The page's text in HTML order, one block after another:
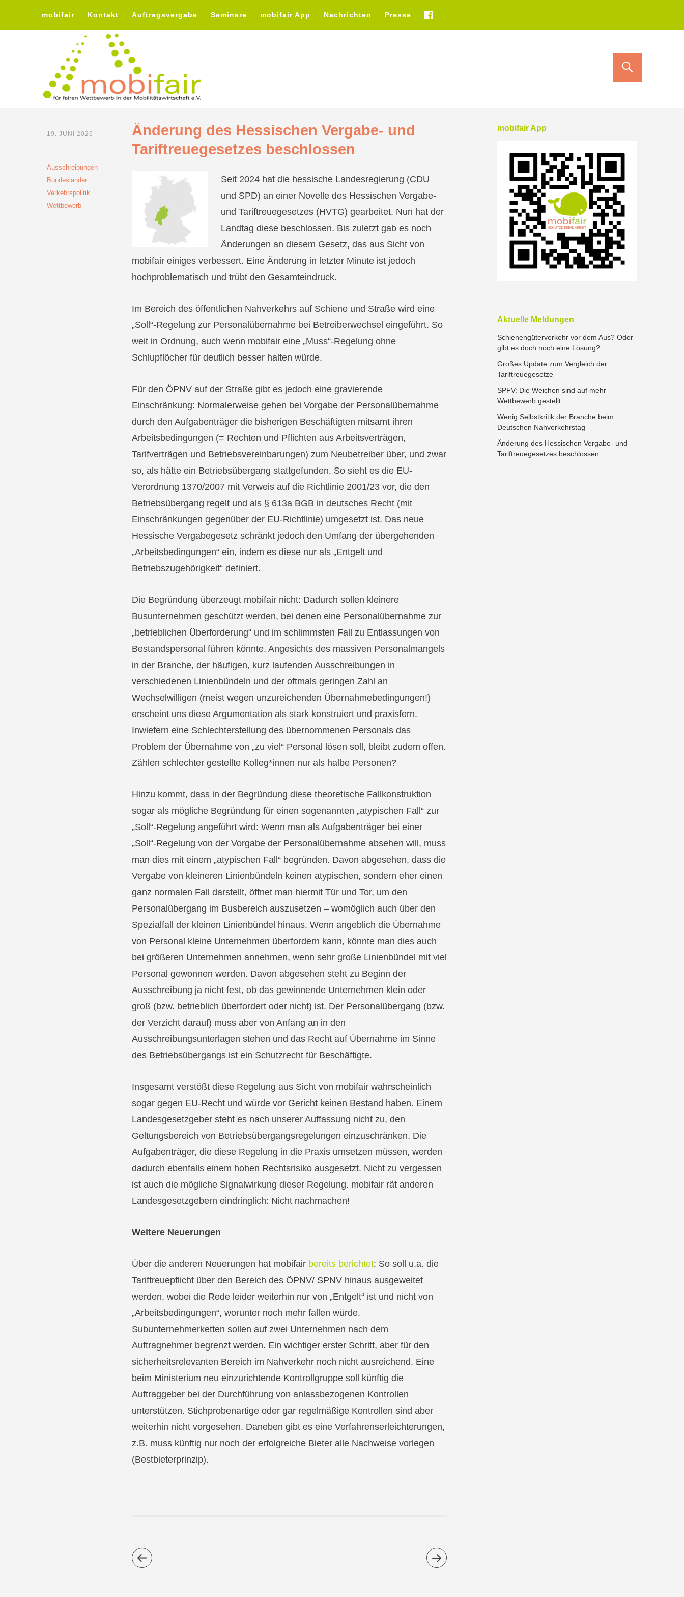
mobifair Kontakt Auftragsvergabe Seminare mobifair App Nachrichten Presse fb
19. JUNI 2026
Ausschreibungen
Bundesländer
Verkehrspolitik
Wettbewerb
Änderung des Hessischen Vergabe- und
Tariftreuegesetzes beschlossen
Seit 2024 hat die hessische Landesregierung (CDU
und SPD) an einer Novelle des Hessischen Vergabe-
und Tariftreuegesetzes (HVTG) gearbeitet. Nun hat der
Landtag diese beschlossen. Bis zuletzt gab es noch
Änderungen an diesem Gesetz, das aus Sicht von
mobifair einiges verbessert. Eine Änderung in letzter Minute ist jedoch
hochproblematisch und trübt den Gesamteindruck.
Im Bereich des öffentlichen Nahverkehrs auf Schiene und Straße wird eine
„Soll“-Regelung zur Personalübernahme bei Betreiberwechsel eingeführt. So
weit in Ordnung, auch wenn mobifair eine „Muss“-Regelung ohne
Schlupflöcher für deutlich besser halten würde.
Für den ÖPNV auf der Straße gibt es jedoch eine gravierende
Einschränkung: Normalerweise gehen bei Vorgabe der Personalübernahme
durch den Aufgabenträger die bisherigen Beschäftigten mitsamt ihren
Arbeitsbedingungen (= Rechten und Pflichten aus Arbeitsverträgen,
Tarifverträgen und Betriebsvereinbarungen) zum Neubetreiber über, und zwar
so, als hätte ein Betriebsübergang stattgefunden. So sieht es die EU-
Verordnung 1370/2007 mit Verweis auf die Richtlinie 2001/23 vor, die den
Betriebsübergang regelt und als § 613a BGB in deutsches Recht (mit
Einschränkungen gegenüber der EU-Richtlinie) umgesetzt ist. Das neue
Hessische Vergabegesetz schränkt jedoch den Umfang der übergehenden
„Arbeitsbedingungen“ ein, indem es diese nur als „Entgelt und
Betriebszugehörigkeit“ definiert.
Die Begründung überzeugt mobifair nicht: Dadurch sollen kleinere
Busunternehmen geschützt werden, bei denen eine Personalübernahme zur
„betrieblichen Überforderung“ und im schlimmsten Fall zu Entlassungen von
Bestandspersonal führen könnte. Angesichts des massiven Personalmangels
in der Branche, der häufigen, kurz laufenden Ausschreibungen in
verschiedenen Linienbündeln und der oftmals geringen Zahl an
Wechselwilligen (meist wegen unzureichenden Übernahmebedingungen!)
erscheint uns diese Argumentation als stark konstruiert und praxisfern.
Inwiefern eine Schlechterstellung des übernommenen Personals das
Problem der Übernahme von „zu viel“ Personal lösen soll, bleibt zudem offen.
Zählen schlechter gestellte Kolleg*innen nur als halbe Personen?
Hinzu kommt, dass in der Begründung diese theoretische Fallkonstruktion
sogar als mögliche Begründung für einen sogenannten „atypischen Fall“ zur
„Soll“-Regelung angeführt wird: Wenn man als Aufgabenträger bei einer
„Soll“-Regelung von der Vorgabe der Personalübernahme absehen will, muss
man dies mit einem „atypischen Fall“ begründen. Davon abgesehen, dass die
Vergabe von kleineren Linienbündeln keinen atypischen, sondern eher einen
ganz normalen Fall darstellt, öffnet man hiermit Tür und Tor, um den
Personalübergang im Busbereich auszusetzen – womöglich auch über den
Spezialfall der kleinen Linienbündel hinaus. Wenn angeblich die Übernahme
von Personal kleine Unternehmen überfordern kann, könnte man dies auch
bei größeren Unternehmen annehmen, wenn sehr große Linienbündel mit viel
Personal gewonnen werden. Davon abgesehen steht zu Beginn der
Ausschreibung ja nicht fest, ob das gewinnende Unternehmen klein oder
groß (bzw. betrieblich überfordert oder nicht) ist. Der Personalübergang (bzw.
der Verzicht darauf) muss aber von Anfang an in den
Ausschreibungsunterlagen stehen und das Recht auf Übernahme im Sinne
des Betriebsübergangs ist ein Schutzrecht für Beschäftigte.
Insgesamt verstößt diese Regelung aus Sicht von mobifair wahrscheinlich
sogar gegen EU-Recht und würde vor Gericht keinen Bestand haben. Einem
Landesgesetzgeber steht es nach unserer Auffassung nicht zu, den
Geltungsbereich von Betriebsübergangsregelungen einzuschränken. Die
Aufgabenträger, die diese Regelung in die Praxis umsetzen müssen, werden
dadurch ebenfalls einem hohen Rechtsrisiko ausgesetzt. Nicht zu vergessen
ist auch die mögliche Signalwirkung dieser Regelung. mobifair rät anderen
Landesgesetzgebern eindringlich: Nicht nachmachen!
Weitere Neuerungen
Über die anderen Neuerungen hat mobifair bereits berichtet: So soll u.a. die
Tariftreuepflicht über den Bereich des ÖPNV/ SPNV hinaus ausgeweitet
werden, wobei die Rede leider weiterhin nur von „Entgelt“ ist und nicht von
„Arbeitsbedingungen“, worunter noch mehr fallen würde.
Subunternehmerketten sollen auf zwei Unternehmen nach dem
Auftragnehmer begrenzt werden. Ein wichtiger erster Schritt, aber für den
sicherheitsrelevanten Bereich im Nahverkehr noch nicht ausreichend. Eine
beim Ministerium neu einzurichtende Kontrollgruppe soll künftig die
Auftraggeber bei der Durchführung von anlassbezogenen Kontrollen
unterstützen. Stichprobenartige oder gar regelmäßige Kontrollen sind aber
weiterhin nicht vorgesehen. Daneben gibt es eine Verfahrenserleichterungen,
z.B. muss künftig nur noch der erfolgreiche Bieter alle Nachweise vorlegen
(Bestbieterprinzip).
mobifair App
Aktuelle Meldungen
Schienengüterverkehr vor dem Aus? Oder
gibt es doch noch eine Lösung?
Großes Update zum Vergleich der
Tariftreuegesetze
SPFV: Die Weichen sind auf mehr
Wettbewerb gestellt
Wenig Selbstkritik der Branche beim
Deutschen Nahverkehrstag
Änderung des Hessischen Vergabe- und
Tariftreuegesetzes beschlossen